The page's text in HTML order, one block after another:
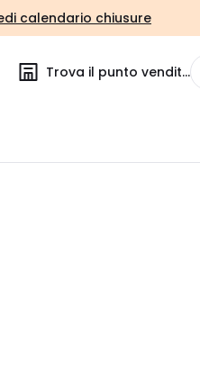
calendario chiusure
Trova il punto vendita